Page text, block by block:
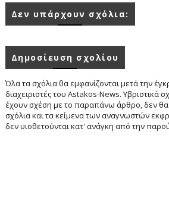
Δεν υπάρχουν σχόλια:
Δημοσίευση σχολίου
Όλα τα σχόλια θα εμφανίζονται μετά την
διαχειριστές του Astakos-News. Υβριστικά
έχουν σχέση με το παραπάνω άρθρο, δεν θα
σχόλια και τα κείμενα των αναγνωστών
δεν υιοθετούνται κατ' ανάγκη από την